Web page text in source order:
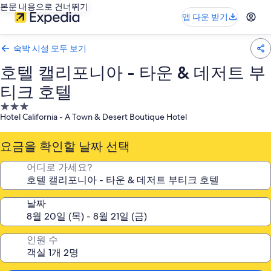
본문 내용으로 건너뛰기
앱 다운 받기
숙박 시설 모두 보기
호텔 캘리포니아 - 타운 & 데저트 부
티크 호텔
3.0
성
급
숙
박
설
Hotel California - A Town & Desert Boutique Hotel
요금을 확인할 날짜 선택
어디로 가세요?
날짜
인원 수